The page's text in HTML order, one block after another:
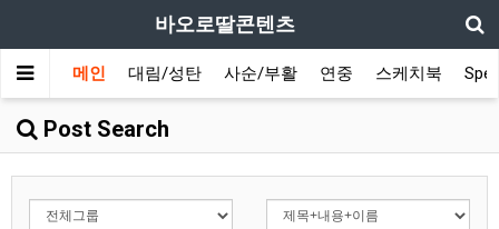
바오로딸콘텐츠
메인 대림/성탄 사순/부활 연중 스케치북
Post Search